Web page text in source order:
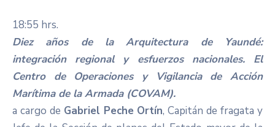
18:55 hrs.
Diez años de la Arquitectura de Yaundé:
integración regional y esfuerzos nacionales. El
Centro de Operaciones y Vigilancia de Acción
Marítima de la Armada (COVAM).
a cargo de Gabriel Peche Ortín, Capitán de fragata y